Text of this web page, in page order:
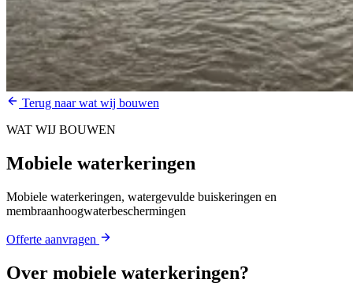
Terug naar wat wij bouwen
WAT WIJ BOUWEN
Mobiele waterkeringen
Mobiele waterkeringen, watergevulde buiskeringen en
membraanhoogwaterbeschermingen
Offerte aanvragen
Over mobiele waterkeringen?